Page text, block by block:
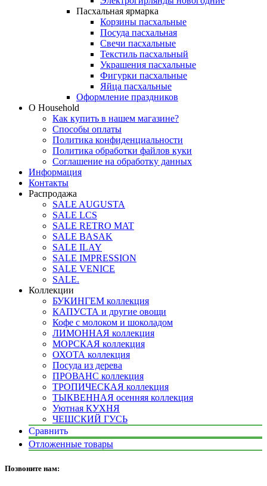
Пасхальная ярмарка
Корзины пасхальные
Посуда пасхальная
Свечи пасхальные
Текстиль пасхальный
Украшения пасхальные
Фигурки пасхальные
Яйца пасхальные
Оформление праздников
О Household
Как купить в нашем магазине?
Способы оплаты
Политика конфиденциальности
Политика обработки файлов куки
Соглашение на обработку данных
Информация
Контакты
Распродажа
SALE AUGUSTA
SALE LCS
SALE RETRO MAT
SALE BASAK
SALE ILAY
SALE IMPRESSION
SALE VENICE
SALE.
Коллекции
БУКИНГЕМ коллекция
КАПУСТА и другие овощи
Кофе с молоком и шоколадом
ЛИМОННАЯ коллекция
МОРСКАЯ коллекция
ОХОТА коллекция
Посуда из дерева
ПРОВАНС коллекция
ТРОПИЧЕСКАЯ коллекция
ТЫКВЕННАЯ осенняя коллекция
Уютная КУХНЯ
ЧЕШСКИЙ ГУСЬ
Сравнить
Отложенные товары
Позвоните нам: